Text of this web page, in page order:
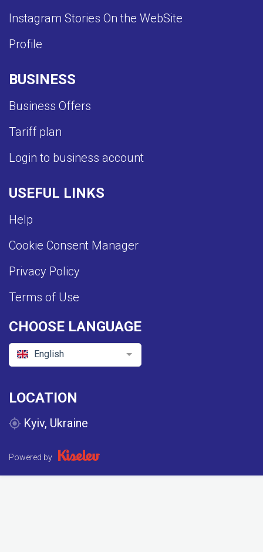
Instagram Stories On the WebSite
Profile
BUSINESS
Business Offers
Tariff plan
Login to business account
USEFUL LINKS
Help
Cookie Consent Manager
Privacy Policy
Terms of Use
CHOOSE LANGUAGE
English
LOCATION
Kyiv, Ukraine
Powered by